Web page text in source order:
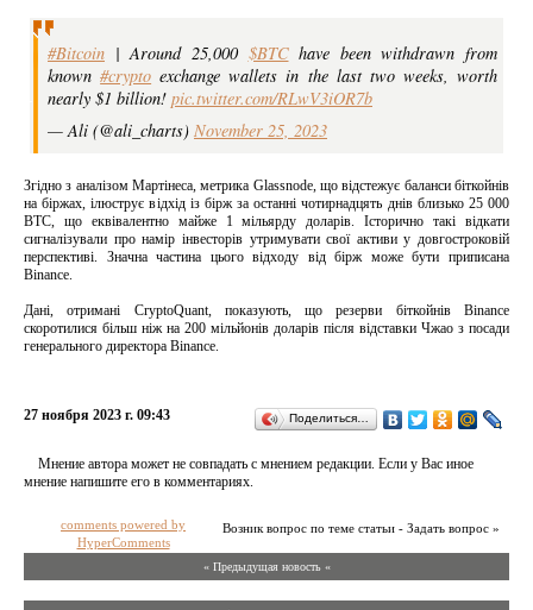
#Bitcoin | Around 25,000 $BTChave been withdrawn from
known#crypto exchange wallets in the last two weeks, worth
nearly $1 billion! pic.twitter.com/RLwV3iOR7b
— Ali (@ali_charts) November 25, 2023
Згідно з аналізом Мартінеса, метрика Glassnode, що відстежує баланси біткойнів
на біржах, ілюструє відхід із бірж за останні чотирнадцять днів близько 25 000
BTC, що еквівалентно майже 1 мільярду доларів. Історично такі відкати
сигналізували про намір інвесторів утримувати свої активи у довгостроковій
перспективі. Значна частина цього відходу від бірж може бути приписана
Binance.
Дані, отримані CryptoQuant, показують, що резерви біткойнів Binance
скоротилися більш ніж на 200 мільйонів доларів після відставки Чжао з посади
генерального директора Binance.
27 ноября 2023 г. 09:43 Поделиться…
Мнение автора может не совпадать с мнением редакции. Если у Вас иное
мнение напишите его в комментариях.
Возник вопрос по теме статьи - Задать вопрос »
comments powered by
HyperComments
« Предыдущая новость «